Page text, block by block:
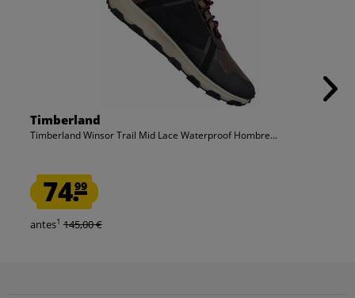
Timberland
Timberland Winsor Trail Mid Lace Waterproof Hombre...
74.99
antes1 145,00 €